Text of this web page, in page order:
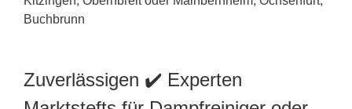
Zuverlässigen ✔️ Experten